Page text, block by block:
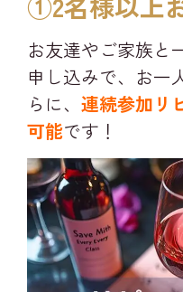
お友達やご家族と
申し込みで、お一
らに、 連続参加リ
可能です！